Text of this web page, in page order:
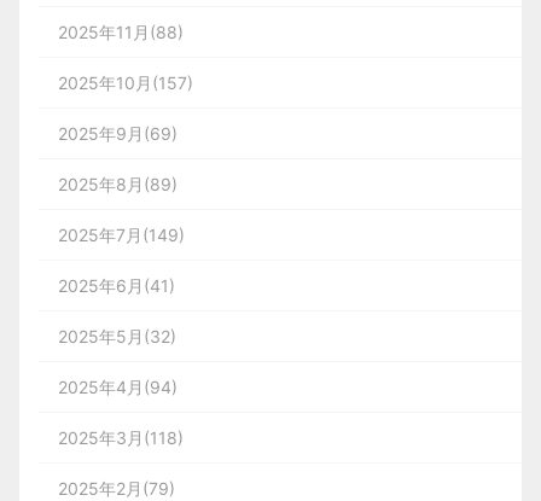
2025年11月(88)
2025年10月(157)
2025年9月(69)
2025年8月(89)
2025年7月(149)
2025年6月(41)
2025年5月(32)
2025年4月(94)
2025年3月(118)
2025年2月(79)